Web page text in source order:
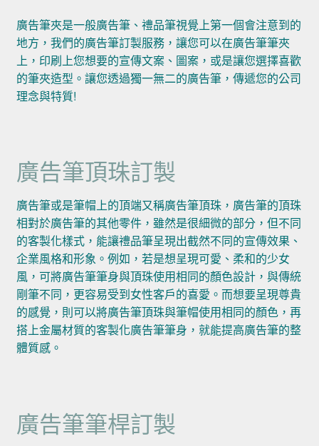
廣告筆夾是一般廣告筆、禮品筆視覺上第一個會注意到的
地方，我們的廣告筆訂製服務，讓您可以在廣告筆筆夾
上，印刷上您想要的宣傳文案、圖案，或是讓您選擇喜歡
的筆夾造型。讓您透過獨一無二的廣告筆，傳遞您的公司
理念與特質!
廣告筆頂珠訂製
廣告筆或是筆帽上的頂端又稱廣告筆頂珠，廣告筆的頂珠
相對於廣告筆的其他零件，雖然是很細微的部分，但不同
的客製化樣式，能讓禮品筆呈現出截然不同的宣傳效果、
企業風格和形象。例如，若是想呈現可愛、柔和的少女
風，可將廣告筆筆身與頂珠使用相同的顏色設計，與傳統
剛筆不同，更容易受到女性客戶的喜愛。而想要呈現尊貴
的感覺，則可以將廣告筆頂珠與筆帽使用相同的顏色，再
搭上金屬材質的客製化廣告筆筆身，就能提高廣告筆的整
體質感。
廣告筆筆桿訂製